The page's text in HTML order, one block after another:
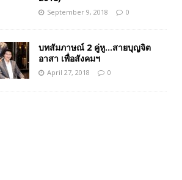
September 9, 2018 0
บทสัมภาษณ์ 2 คู่หู…สายบุญจิต
อาสา เพื่อสังคมฯ
April 27, 2018 0